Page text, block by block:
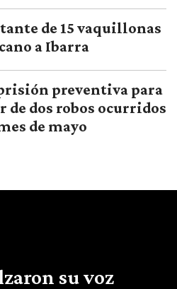
de 15 vaquillonas
a Ibarra
preventiva para
de dos robos ocurridos
de mayo
su voz